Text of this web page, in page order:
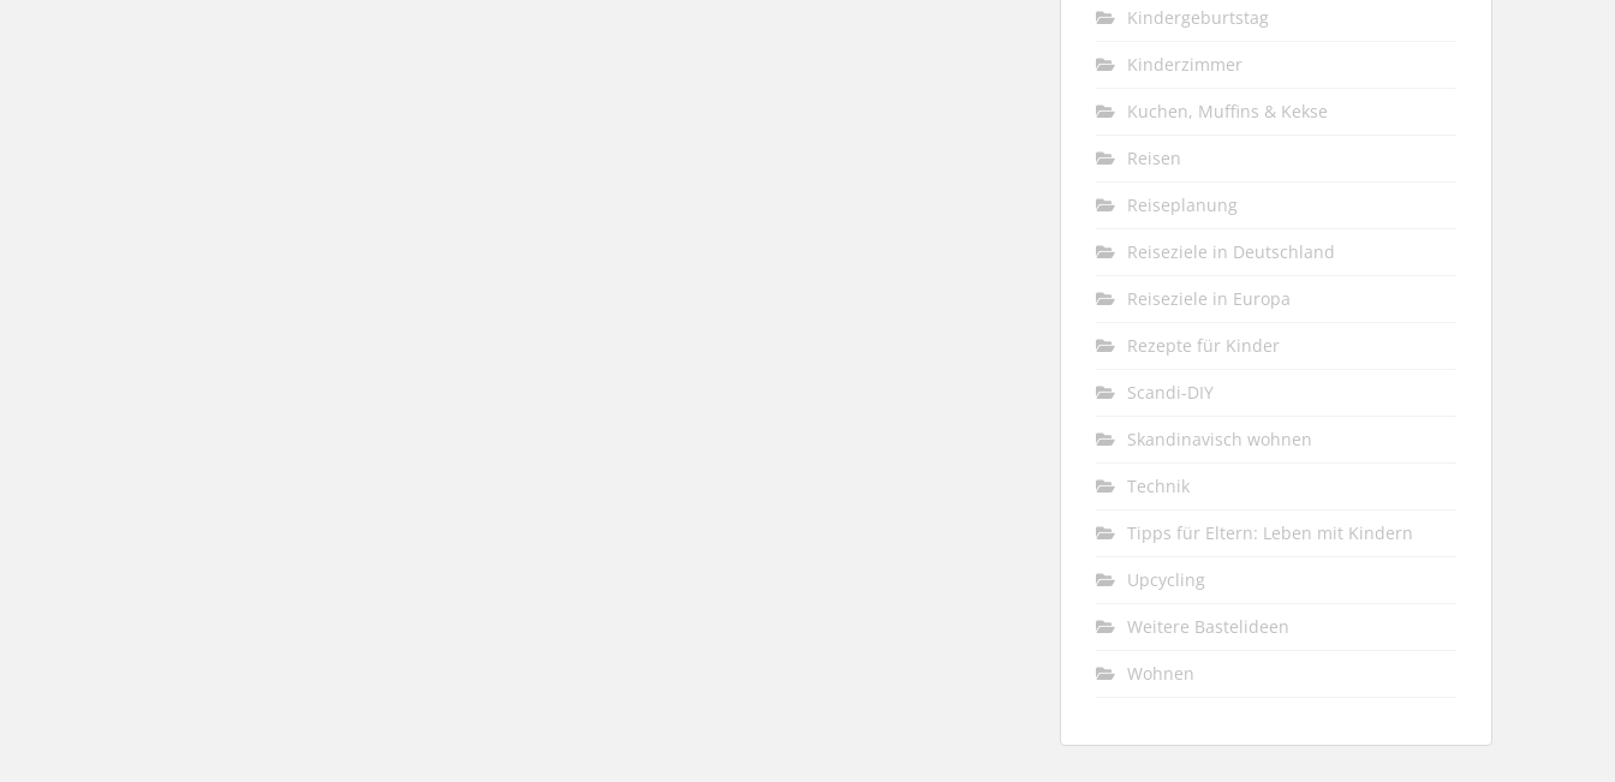
Kindergeburtstag
Kinderzimmer
Kuchen, Muffins & Kekse
Reisen
Reiseplanung
Reiseziele in Deutschland
Reiseziele in Europa
Rezepte für Kinder
Scandi-DIY
Skandinavisch wohnen
Technik
Tipps für Eltern: Leben mit Kindern
Upcycling
Weitere Bastelideen
Wohnen